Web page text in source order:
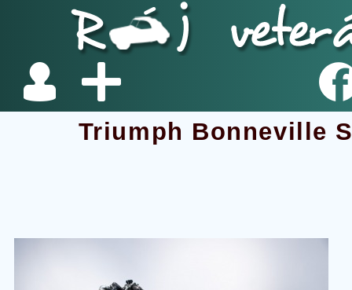
Triumph Bonneville